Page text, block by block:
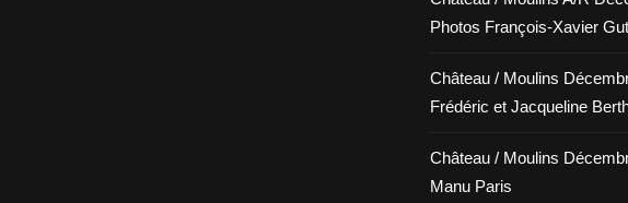
Photos François-Xavier
Château / Moulins
Frédéric et Jacqueline
Château / Moulins
Manu Paris